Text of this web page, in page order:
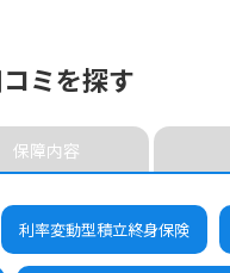
ミを探す
保障内容
利率変動型積立終身保険